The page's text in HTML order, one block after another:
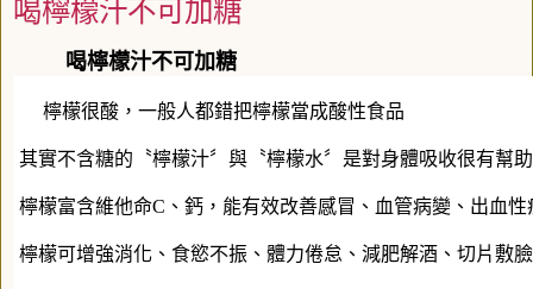
喝檸檬汁不可加糖
喝檸檬汁不可加糖
檸檬很酸，一般人都錯把檸檬當成酸性食品
其實不含糖的〝檸檬汁〞與〝檸檬水〞是對身體吸收很有幫
檸檬富含維他命C、鈣，能有效改善感冒、血管病變、出血性
檸檬可增強消化、食慾不振、體力倦怠、減肥解酒、切片敷